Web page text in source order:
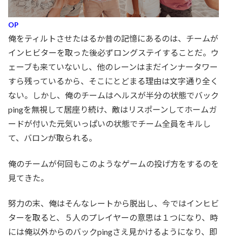
OP
俺をティルトさせたはるか昔の記憶にあるのは、チームが
インヒビターを取った後必ずロングステイすることだ。ウ
ェーブも来ていないし、他のレーンはまだインナータワー
すら残っているから、そこにとどまる理由は文字通り全く
ない。しかし、俺のチームはヘルスが半分の状態でバック
pingを無視して居座り続け、敵はリスポーンしてホームガ
ードが付いた元気いっぱいの状態でチーム全員をキルし
て、バロンが取られる。
俺のチームが何回もこのようなゲームの投げ方をするのを
見てきた。
努力の末、俺はそんなレートから脱出し、今ではインヒビ
ターを取ると、５人のプレイヤーの意思は１つになり、時
には俺以外からのバックpingさえ見かけるようになり、即